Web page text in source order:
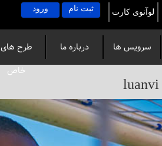
لوآنوی کارت ثبت نام ورود
سرویس ها درباره ما
طرح های
خاص